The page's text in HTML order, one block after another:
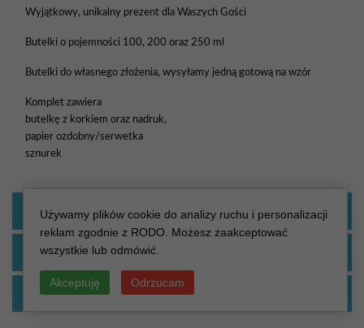
Wyjątkowy, unikalny prezent dla Waszych Gości
Butelki o pojemności 100, 200 oraz 250 ml
Butelki do własnego złożenia, wysyłamy jedną gotową na wzór
Komplet zawiera
butelkę z korkiem oraz nadruk,
papier ozdobny/serwetka
sznurek
KOLOR OKŁADKI
KOLOR SZNURKA
KOLOR ZŁOCENIA/SREBRZENIA
Używamy plików cookie do analizy ruchu i personalizacji
reklam zgodnie z RODO. Możesz zaakceptować
wszystkie lub odmówić.
Akceptuję Odrzucam